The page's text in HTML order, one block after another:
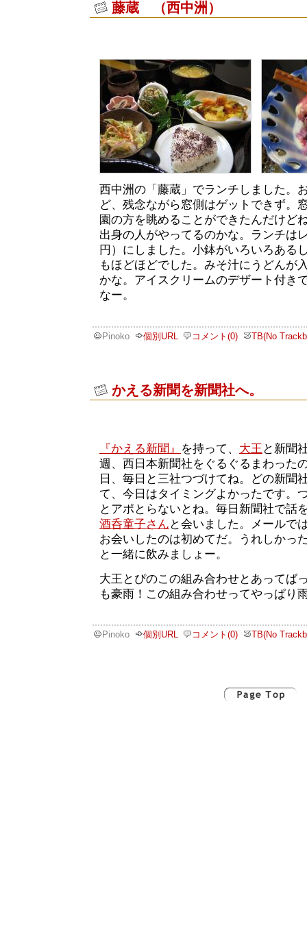
藤蔵 （西中洲）
西中洲の「藤蔵」でランチしました。
ど、残念ながら窓側はゲットできず。
園の方を眺めることができたんだけど
出身の人がやってるのかな。ランチは
円）にしました。小鉢がいろいろある
もほどほどでした。みそ汁にうどんが
かな。アイスクリームのデザート付き
なー。
Pinoko 個別URL コメント(0) TB(No
かえる新聞を新聞社へ。
『かえる新聞』 を持って、 大王 と新聞
週、西日本新聞社をぐるぐるまわった
日、毎日と三社つづけてね。どの新聞
て、今日はタイミングよかったです。
とアポとらないとね。毎日新聞社で話
酒呑童子さん と会いました。メールで
お会いしたのは初めてだ。うれしかっ
と一緒に飲みましょー。
大王とぴのこの組み合わせとあってば
も豪雨！この組み合わせってやっぱり
Pinoko 個別URL コメント(0) TB(No